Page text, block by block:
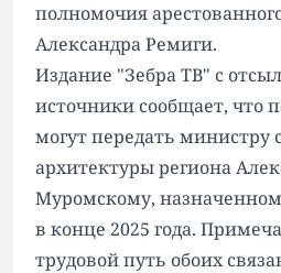
полномочия
Александра Ремиги.
Издание "Зебра ТВ" с
источники сообщает, что
могут передать министру
архитектуры региона
Муромскому,
в конце 2025 года.
трудовой путь обоих